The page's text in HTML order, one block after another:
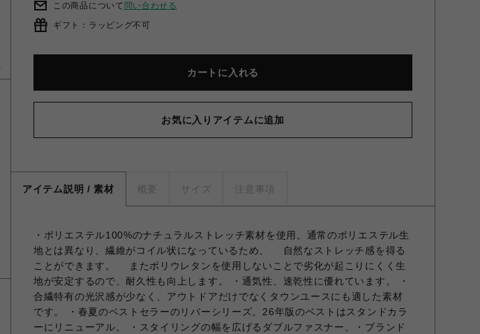
この商品について 問い合わせる
ギフト：ラッピング不可
カートに入れる
お気に入りアイテムに追加
アイテム説明 / 素材 概要 サイズ 注意事項
・ポリエステル100%のナチュラルストレッチ素材を使用。通常のポリエステル生
地とは異なり、繊維がコイル状になっているため、 自然なストレッチ感を得る
ことができます。 またポリウレタンを使用しないことで劣化が起こりにくく生
地が安定するので、耐久性も向上します。 ・通気性、速乾性に優れています。 ・
合繊特有の光沢感が少なく、アウトドアだけでなくタウンユースにも適した素材
です。 ・春夏のベストセラーのリバーシリーズ。26年版のベストはスタンドカラ
ーにリニューアル。 ・スタイリングの幅を広げるダブルファスナー。・ブランド